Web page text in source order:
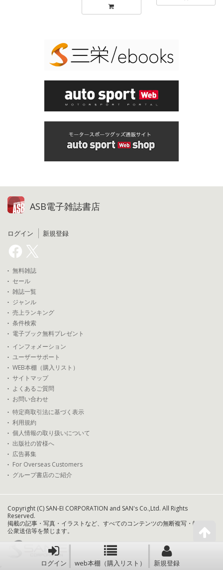
ログイン web本棚（購入リスト） 新規登録
ASB電子雑誌書店
ログイン 新規登録
無料雑誌
セール
雑誌一覧
ジャンル
売上ランキング
条件検索
電子ブック無料プレゼント
インフォメーション
ユーザーサポート
WEB本棚（購入リスト）
サイトマップ
よくあるご質問
お問い合わせ
特定商取引法に基づく表示
利用規約
個人情報の取り扱いについて
出版社の皆様へ
広告募集
For Overseas Customers
グループ書店のご紹介
Copyright (C) SAN-EI CORPORATION and SAN's Co.,Ltd. All Rights
Reserved.
掲載の記事・写真・イラストなど、すべてのコンテンツの無断複写・転載・
公衆送信等を禁じます。